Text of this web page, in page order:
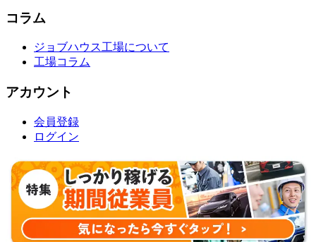
コラム
ジョブハウス工場について
工場コラム
アカウント
会員登録
ログイン